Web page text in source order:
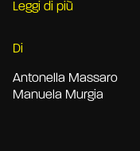
Leggi di più
Di
Antonella Massaro
Manuela Murgia